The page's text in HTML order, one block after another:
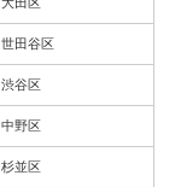
大田区
世田谷区
渋谷区
中野区
杉並区